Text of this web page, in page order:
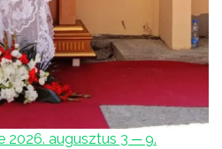
2026. augusztus 3 ─ 9.